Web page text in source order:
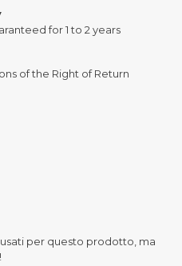
for 1 to 2 years
of the Right of Return
per questo prodotto, ma